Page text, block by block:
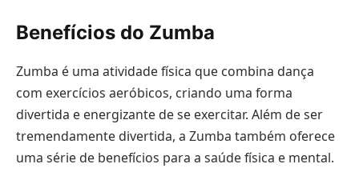
Benefícios do Zumba
Zumba é uma atividade física que combina dança
com exercícios aeróbicos, criando uma forma
divertida e energizante de se exercitar. Além de ser
tremendamente divertida, a Zumba também oferece
uma série de benefícios para a saúde física e mental.